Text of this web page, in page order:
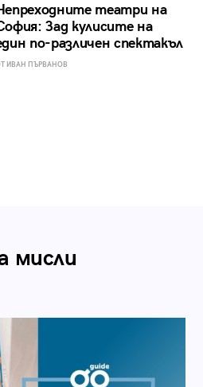
театри на
Зад кулисите на
по-различен спектакъл
ИВАН ПЪРВАНОВ
мисли